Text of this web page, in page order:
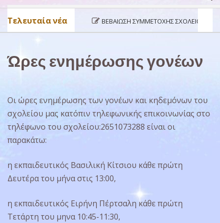
ΒΕΒΑΊΩΣΗ ΣΥΜΜΕΤΟΧΉΣ ΣΧΟΛΕΊΟΥ ΣΤΟ
Τελευταία νέα
Ώρες ενημέρωσης γονέων
Οι ώρες ενημέρωσης των γονέων και κηδεμόνων του
σχολείου μας κατόπιν τηλεφωνικής επικοινωνίας στο
τηλέφωνο του σχολείου:2651073288 είναι οι
παρακάτω:
η εκπαιδευτικός Βασιλική Κίτσιου κάθε πρώτη
Δευτέρα του μήνα στις 13:00,
η εκπαιδευτικός Ειρήνη Πέρτσαλη κάθε πρώτη
Τετάρτη του μηνα 10:45-11:30,